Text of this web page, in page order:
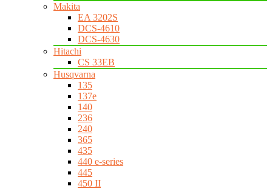
Makita
EA 3202S
DCS-4610
DCS-4630
Hitachi
CS 33EB
Husqvarna
135
137e
140
236
240
365
435
440 e-series
445
450 II